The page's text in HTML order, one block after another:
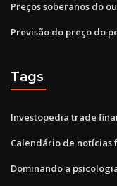
Preços soberanos do
Previsão do preço do
Tags
Investopedia trade
Calendário de notícias
Dominando a